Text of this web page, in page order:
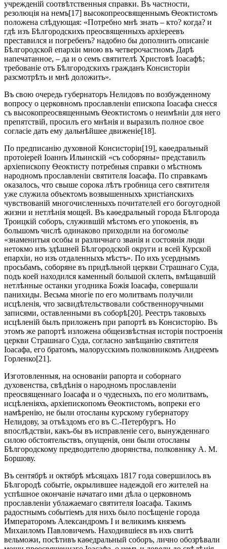
учрежденій соотвѣтственныя справки. Въ частности,
резолюція на немъ[17] высокопреосвященнымъ Ѳеоктистомъ
положена слѣдующая: «Потребно мнѣ знать – кто? когда? и
гдѣ изъ Бѣлгородскихъ преосвященныхъ архіереевъ
преставился и погребенъ? надобно бы дополнить описаніе
Бѣлгородской епархіи мною въ четверочастномъ Дарѣ
напечатанное, – да и о семъ святителѣ Христовѣ Іоасафѣ;
требованіе отъ Бѣлгородскихъ гражданъ Консисторіи
разсмотрѣть и мнѣ доложить».
Въ свою очередь губернаторъ Нелидовъ по возбужденному
вопросу о церковномъ прославленіи епископа Іоасафа снесся
съ высокопреосвященнымъ Ѳеоктистомъ о неимѣніи для него
препятствій, просилъ его мнѣнія и выразилъ полное свое
согласіе дать ему дальнѣйшее движеніе[18].
По предписанію духовной Консисторіи[19], каѳедральный
протоіерей Іоаннъ Ильинскій «съ соборяны» представилъ
архіепископу Ѳеоктисту потребныя справки о мѣстномъ
народномъ прославленіи святителя Іоасафа. По справкамъ
оказалось, что свыше сорока лѣтъ гробница сего святителя
уже служила объектомъ возвышенныхъ христіанскихъ
чувствованій многочисленныхъ почитателей его богоугодной
жизни и нетлѣнія мощей. Въ каѳедральный города Бѣлгорода
Троицкій соборъ, служившій мѣстомъ его упокоенія, въ
большомъ числѣ одинаково приходили на богомолье
«знаменитыя особы и различнаго званія и состоянія люди
нетокмо изъ здѣшней Бѣлгородской округи и всей Курской
епархіи, но изъ отдаленныхъ мѣстъ». По ихъ усерднымъ
просьбамъ, соборяне въ придѣльной церкви Страшнаго Суда,
подъ коей находился каменный большой склепъ, вмѣщавшій
нетлѣнные останки угодника Божія Іоасафа, совершали
панихиды. Весьма многіе по его молитвамъ получили
исцѣленія, что засвидѣтельствовали собственноручными
записями, оставленными въ соборѣ[20]. Реестръ таковыхъ
исцѣленій былъ приложенъ при рапортѣ въ Консисторію. Въ
этомъ же рапортѣ изложена общеизвѣстная исторія построенія
церкви Страшнаго Суда, согласно завѣщанію святителя
Іоасафа, его братомъ, малорусскимъ полковникомъ Андреемъ
Горленко[21].
Изготовленныя, на основаніи рапорта и соборнаго
духовенства, свѣдѣнія о народномъ прославленіи
преосвященнаго Іоасафа и о чудесныхъ, по его молитвамъ,
исцѣленіяхъ, архіепископомъ Ѳеоктистомъ, вопреки его
намѣренію, не были отосланы курскому губернатору
Нелидову, за отъѣздомъ его въ С.-Петербургъ. Но
впослѣдствіи, какъ-бы въ исправленіе сего, вынужденнаго
силою обстоятельствъ, опущенія, они были отосланы
Бѣлгородскому предводителю дворянства, полковнику А. М.
Боршову.
Въ сентябрѣ и октябрѣ мѣсяцахъ 1817 года совершилось въ
Бѣлгородѣ событіе, окрылившее надеждой его жителей на
успѣшное окончаніе начатаго ими дѣла о церковномъ
прославленіи ублажаемаго святителя Іоасафа. Такимъ
радостнымъ событіемъ для нихъ было посѣщеніе города
Императоромъ Александромъ I и великимъ княземъ
Михаиломъ Павловичемъ. Находившіеся въ ихъ свитѣ
вельможи, посѣтивъ каѳедральный соборъ, лично обозрѣвали